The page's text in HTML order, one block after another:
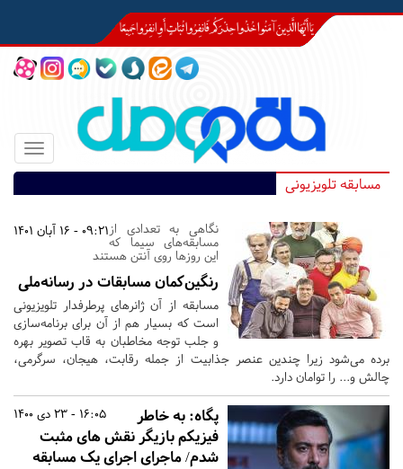
Toggle
مسابقه تلویزیونی
09:21 - 16 آبان 1401 نگاهی به تعدادی از
مسابقه‌های سیما که
این روزها روی آنتن هستند
رنگین‌کمان مسابقات در رسانه‌ملی
مسابقه از آن ژانرهای پرطرفدار تلویزیونی
است که بسیار هم از آن برای برنامه‌سازی
و جلب توجه مخاطبان به قاب تصویر بهره
برده می‌شود زیرا چندین عنصر جذابیت از جمله رقابت، هیجان، سرگرمی،
چالش و... را توامان دارد.
16:05 - 23 دی 1400
پگاه: به خاطر
فیزیکم بازیگر نقش های مثبت
شدم/ ماجرای اجرای یک مسابقه